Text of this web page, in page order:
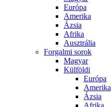
Európa
Amerika
Ázsia
Afrika
Ausztrália
Forgalmi sorok
Magyar
Külföldi
Európa
Amerika
Ázsia
Afrika